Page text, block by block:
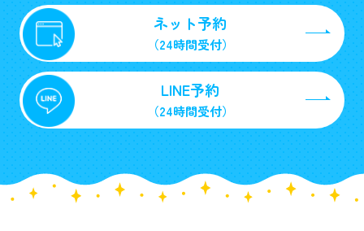
ネット予約
（24時間受付）
LINE予約
（24時間受付）